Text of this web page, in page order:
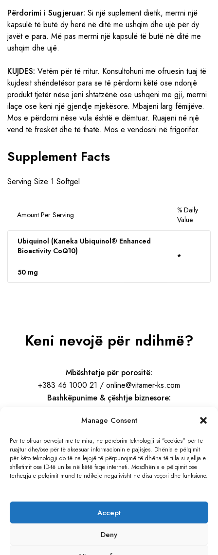
Manage Consent
Për të ofruar përvojat më të mira, ne përdorim teknologji si "cookies" për të
ruajtur dhe/ose për të aksesuar informacionin e pajisjes. Dhënia e pëlqimit
për këto teknologji do të na lejojë të përpunojmë të dhëna të tilla si sjellja e
shfletimit ose ID-të unike në këtë faqe interneti. Mosdhënia e pëlqimit ose
tërheqja e pëlqimit mund të ndikojë negativisht në disa veçori dhe funksione.
Accept
Deny
Përdorimi i Sugjeruar: Si një suplement dietik, merrni një
kapsulë të butë dy herë në ditë me ushqim dhe ujë për dy
javët e para. Më pas merrni një kapsulë të butë në ditë me
ushqim dhe ujë.
KUJDES: Vetëm për të rritur. Konsultohuni me ofruesin tuaj të
kujdesit shëndetësor para se të përdorni këtë ose ndonjë
produkt tjetër nëse jeni shtatzënë ose ushqeni me gji, merrni
ilaçe ose keni një gjendje mjekësore. Mbajeni larg fëmijëve.
Mos e përdorni nëse vula është e dëmtuar. Ruajeni në një
vend të freskët dhe të thatë. Mos e vendosni në frigorifer.
Supplement Facts
Serving Size 1 Softgel
Amount Per Serving
% Daily
Value
Ubiquinol (Kaneka Ubiquinol® Enhanced
Bioactivity CoQ10)
50 mg
*
Keni nevojë për ndihmë?
Mbështetje për porositë:
+383 46 1000 21 / online@vitamer-ks.com
Bashkëpunime & çështje biznesore:
Orari i punës:
E Hënë – E Premte
08:30 – 16:30
Rruga e Gjilanit, KM 4
Hajvali, Kosovë